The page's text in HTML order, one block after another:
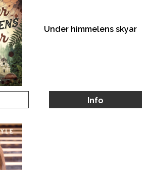
Under himmelens skyar
Info